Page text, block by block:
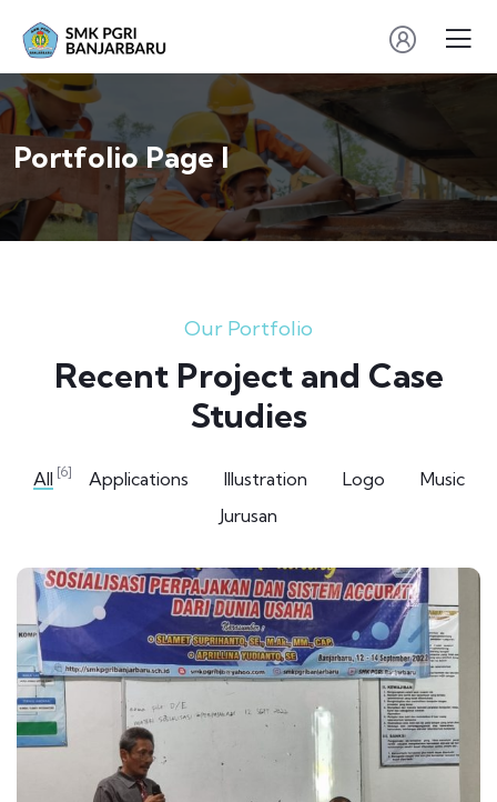
Portfolio Page I
Our Portfolio
Recent Project and Case
Studies
All [6] Applications Illustration Logo
Music
Jurusan